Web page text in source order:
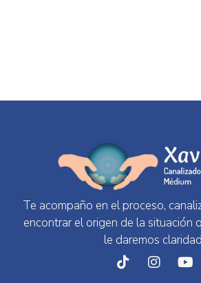
Te acompaño en el proceso,
encontrar el origen de la situación
le daremos